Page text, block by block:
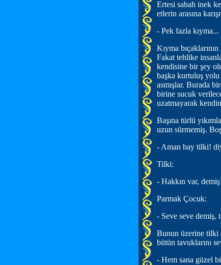
Ertesi sabah inek
etlerin arasına
- Pek fazla
Kıyma
Fakat tehlike
kendisine bir şey
başka kurtuluş yolu
asmışlar. Burada
birine sucuk
uzatmayarak
Başına türlü
uzun sürmemiş.
- Aman bay tilki!
Tilki:
- Hakkın var,
Parmak Çocuk:
- Seve seve demiş,
Bunun üzerine tilki
bütün tavuklarını
- Hem sana güzel